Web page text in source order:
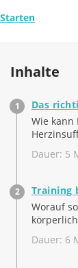
Starten
Inhalte
Das
Wie kann
Dauer: 5
Training
Worauf
Dauer: 6